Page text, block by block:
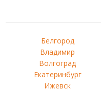
Белгород
Владимир
Волгоград
Екатеринбург
Ижевск